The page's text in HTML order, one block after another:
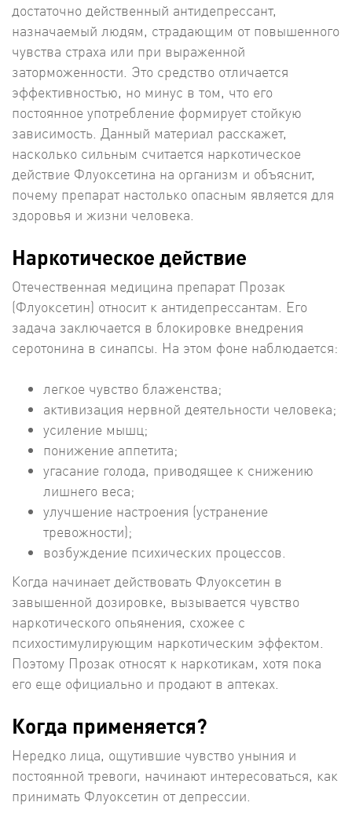
достаточно действенный антидепрессант,
назначаемый людям, страдающим от повышенного
чувства страха или при выраженной
заторможенности. Это средство отличается
эффективностью, но минус в том, что его
постоянное употребление формирует стойкую
зависимость. Данный материал расскажет,
насколько сильным считается наркотическое
действие Флуоксетина на организм и объяснит,
почему препарат настолько опасным является для
здоровья и жизни человека.
Наркотическое действие
Отечественная медицина препарат Прозак
(Флуоксетин) относит к антидепрессантам. Его
задача заключается в блокировке внедрения
серотонина в синапсы. На этом фоне наблюдается:
легкое чувство блаженства;
активизация нервной деятельности человека;
усиление мышц;
понижение аппетита;
угасание голода, приводящее к снижению
лишнего веса;
улучшение настроения (устранение
тревожности);
возбуждение психических процессов.
Когда начинает действовать Флуоксетин в
завышенной дозировке, вызывается чувство
наркотического опьянения, схожее с
психостимулирующим наркотическим эффектом.
Поэтому Прозак относят к наркотикам, хотя пока
его еще официально и продают в аптеках.
Когда применяется?
Нередко лица, ощутившие чувство уныния и
постоянной тревоги, начинают интересоваться, как
принимать Флуоксетин от депрессии.